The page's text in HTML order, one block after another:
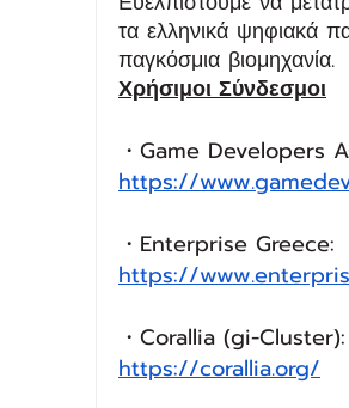
τα ελληνικά ψηφιακά
παγκόσμια βιομηχανία.
Χρήσιμοι Σύνδεσμοι
・Game Developers
https://
・Enterprise Greece:
https://
・Corallia (gi-Cluster):
https://corallia.org/